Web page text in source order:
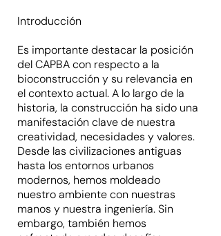
Introducción
Es importante destacar la posición
del CAPBA con respecto a la
bioconstrucción y su relevancia en
el contexto actual. A lo largo de la
historia, la construcción ha sido una
manifestación clave de nuestra
creatividad, necesidades y valores.
Desde las civilizaciones antiguas
hasta los entornos urbanos
modernos, hemos moldeado
nuestro ambiente con nuestras
manos y nuestra ingeniería. Sin
embargo, también hemos